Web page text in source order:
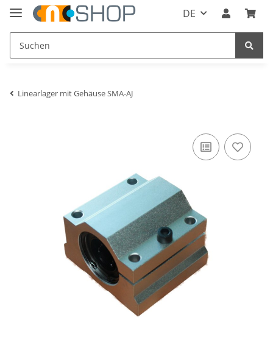
DE
Linearlager mit Gehäuse SMA-AJ